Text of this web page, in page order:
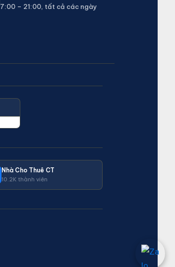
7:00 – 21:00, tất cả các ngày
Nhà Cho Thuê CT
10.2K thành viên